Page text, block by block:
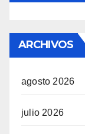
ARCHIVOS
agosto 2026
julio 2026